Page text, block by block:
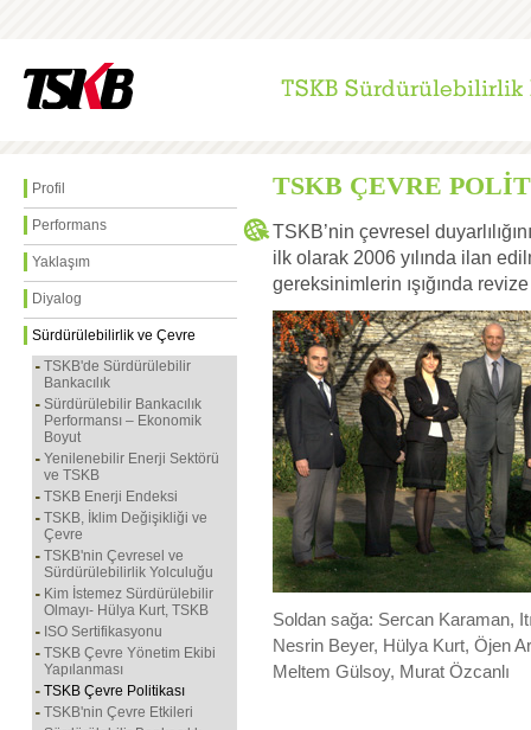
Profil
Performans
Yaklaşım
Diyalog
Sürdürülebilirlik ve Çevre
TSKB'de Sürdürülebilir
Bankacılık
Sürdürülebilir Bankacılık
Performansı – Ekonomik
Boyut
Yenilenebilir Enerji Sektörü
ve TSKB
TSKB Enerji Endeksi
TSKB, İklim Değişikliği ve
Çevre
TSKB'nin Çevresel ve
Sürdürülebilirlik Yolculuğu
Kim İstemez Sürdürülebilir
Olmayı- Hülya Kurt, TSKB
ISO Sertifikasyonu
TSKB Çevre Yönetim Ekibi
Yapılanması
TSKB Çevre Politikası
TSKB'nin Çevre Etkileri
TSKB ÇEVRE
Çevre
www.tskb.com.tr/surdurulebilir_bankacilik/
adresinden
erişilebilir.
TSKB’nin çevresel
ilk olarak 2006 yılında ilan
gereksinimlerin ışığında
Soldan sağa: Sercan Karaman,
Nesrin Beyer, Hülya Kurt, Öjen
Meltem Gülsoy, Murat Özcanlı